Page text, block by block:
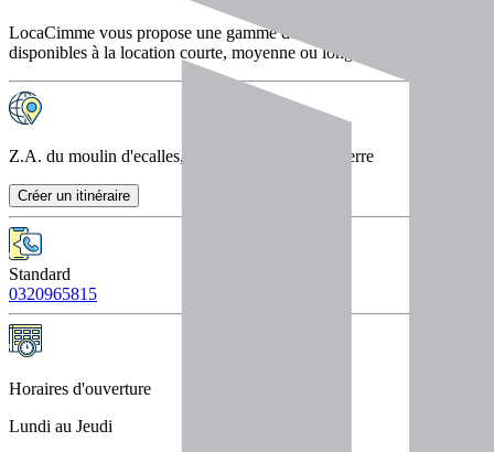
LocaCimme vous propose une gamme de matériels premium
disponibles à la location courte, moyenne ou longue durée.
Z.A. du moulin d'ecalles, 76690 La Rue Saint Pierre
Créer un itinéraire
Standard
0320965815
Horaires d'ouverture
Lundi au Jeudi